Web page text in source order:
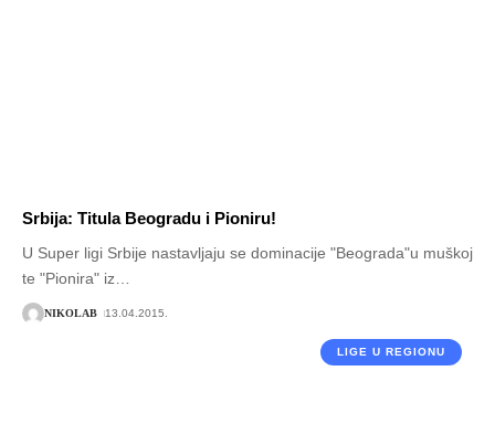
Srbija: Titula Beogradu i Pioniru!
U Super ligi Srbije nastavljaju se dominacije "Beograda"u muškoj
te "Pionira" iz
NIKOLAB 13.04.2015.
LIGE U REGIONU